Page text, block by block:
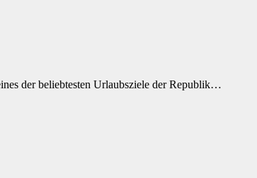
der beliebtesten Urlaubsziele der Republik…